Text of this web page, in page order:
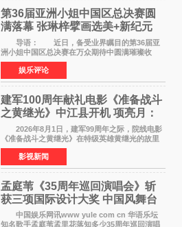
第36届亚洲小姐中国区总决赛圆
满落幕 张琳梓擘画选美+新纪元
导语： 近日，备受业界瞩目的第36届亚
洲小姐中国区总决赛在万众期待中圆满璀璨收
官。整场盛典汇聚万千芳华，不仅完成了新一届
美丽代言人的加冕选拔，更在行业发展层面带来
颠覆性突破。活动
娱乐评论
建军100周年献礼电影《准备战斗
之黄继光》中江县开机 项亮月：
以光影为笔，书写英雄赞歌
2026年8月1日，建军99周年之际，院线电影
《准备战斗之黄继光》在特级英雄黄继光的故里
——四川省德阳市中江县黄继光出生地正式开
机。本片出品人、总制片人项亮月主持开机仪
式，&zwnj;特级英雄
影视新闻
孟庭苇《35周年巡回演唱会》斩
获三项国际设计大奖 中国风舞台
美学获全球认可
中国娱乐网讯www yule com cn 华语乐坛
知名歌手孟庭苇孟里花落知多少35周年巡回演唱